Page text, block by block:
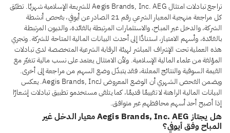
تراجع تبادلات امتثال Aegis Brands, Inc. AEG للشريعة الإسلامية شهريًا. تطبّق
كل مراجعة منهجية المعيار الشرعي رقم 21 الصادر عن أيوفي، بفحص أنشطة
الشركة، والدخل غير المباح، والاستثمارات المرتبطة بالفائدة، والديون المرتبطة
بالفائدة، وأسهم الامتياز، استنادًا إلى أحدث البيانات المالية المتاحة للشركة. وتجري
هذه العملية تحت الإشراف المباشر لهيئة الرقابة الشرعية المتخصصة لدى تبادلات
المؤلفة من علماء المالية الإسلامية. ولأن الامتثال يعتمد على نسب مالية تتغيّر مع
القيمة السوقية والنتائج المعلنة، فقد يتبدّل وضع السهم من مراجعة إلى أخرى.
ويضمن الفحص الشهري أن الوضع المعروض لـAegis Brands, Inc. يعكس
البيانات المالية الراهنة لا تقييمًا قديمًا، كما يتلقى مستخدمو تطبيق تبادلات إشعارًا
إذا أصبح أحد أسهم محافظهم غير متوافق.
هل يجتاز Aegis Brands, Inc. AEG معيار الدخل غير
المباح وفق أيوفي؟